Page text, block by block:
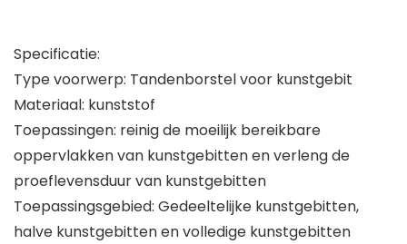
Specificatie:
Type voorwerp: Tandenborstel voor kunstgebit
Materiaal: kunststof
Toepassingen: reinig de moeilijk bereikbare
oppervlakken van kunstgebitten en verleng de
proeflevensduur van kunstgebitten
Toepassingsgebied: Gedeeltelijke kunstgebitten,
halve kunstgebitten en volledige kunstgebitten